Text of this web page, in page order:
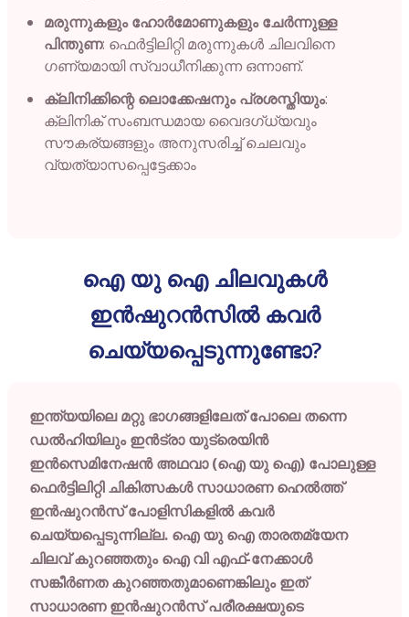
മരുന്നുകളും ഹോർമോണുകളും ചേർന്നുള്ള
പിന്തുണ: ഫെർട്ടിലിറ്റി മരുന്നുകൾ ചിലവിനെ
ഗണ്യമായി സ്വാധീനിക്കുന്ന ഒന്നാണ്.
ക്ലിനിക്കിന്റെ ലൊക്കേഷനും പ്രശസ്തിയും:
ക്ലിനിക് സംബന്ധമായ വൈദഗ്ധ്യവും
സൗകര്യങ്ങളും അനുസരിച്ച് ചെലവും
വ്യത്യാസപ്പെട്ടേക്കാം
ഐ യു ഐ ചിലവുകൾ
ഇൻഷുറൻസിൽ കവർ
ചെയ്യപ്പെടുന്നുണ്ടോ?
ഇന്ത്യയിലെ മറ്റു ഭാഗങ്ങളിലേത് പോലെ തന്നെ
ഡൽഹിയിലും ഇൻട്രാ യുട്രെയിൻ
ഇൻസെമിനേഷൻ അഥവാ (ഐ യു ഐ) പോലുള്ള
ഫെർട്ടിലിറ്റി ചികിത്സകൾ സാധാരണ ഹെൽത്ത്
ഇൻഷുറൻസ് പോളിസികളിൽ കവർ
ചെയ്യപ്പെടുന്നില്ല. ഐ യു ഐ താരതമ്യേന
ചിലവ് കുറഞ്ഞതും ഐ വി എഫ്-നേക്കാൾ
സങ്കീർണത കുറഞ്ഞതുമാണെങ്കിലും ഇത്
സാധാരണ ഇൻഷുറൻസ് പരീരക്ഷയുടെ